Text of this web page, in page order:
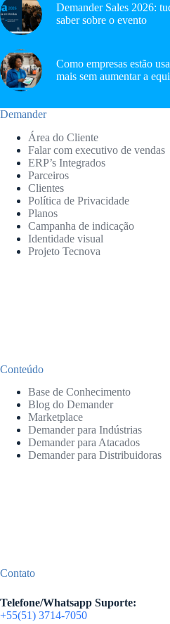
Demander Sales 2026:
saber sobre o evento
Como empresas estão
mais sem aumentar a
Demander
Área do Cliente
Falar com executivo de vendas
ERP’s Integrados
Parceiros
Clientes
Política de Privacidade
Planos
Campanha de indicação
Identidade visual
Projeto Tecnova
Conteúdo
Base de Conhecimento
Blog do Demander
Marketplace
Demander para Indústrias
Demander para Atacados
Demander para Distribuidoras
Contato
Telefone/Whatsapp Suporte:
+55(51) 3714-7050